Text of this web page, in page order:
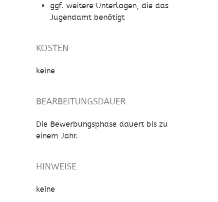
ggf. weitere Unterlagen, die das
Jugendamt benötigt
KOSTEN
keine
BEARBEITUNGSDAUER
Die Bewerbungsphase dauert bis zu
einem Jahr.
HINWEISE
keine